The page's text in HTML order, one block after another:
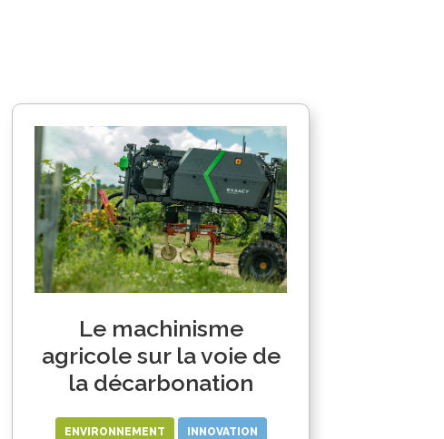
Le machinisme
agricole sur la voie de
la décarbonation
ENVIRONNEMENT INNOVATION